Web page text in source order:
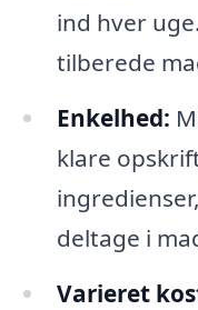
ind hver
tilberede
Enkelhed:
klare
deltage i
Varieret